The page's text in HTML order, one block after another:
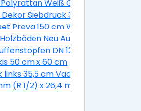
Weiß Größe XL 3er-Set
Siebdruck 36/31 DIN Links
Prova 150 cm Wandmontage
Neu Auf Alt 20 kg
DN 125
50 cm x 60 cm
35,5 cm Vadea Pinie-Weiß
(R 1/2) x 26,4 mm (R 3/4) mit